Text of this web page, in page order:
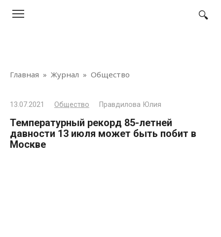
Главная » Журнал » Общество
13.07.2021 Общество Правдилова Юлия
Температурный рекорд 85-летней
давности 13 июля может быть побит в
Москве